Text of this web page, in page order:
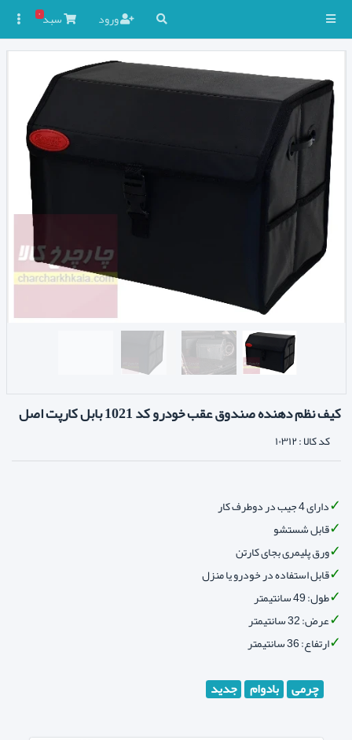
ورود سبد۰
کیف نظم دهنده صندوق عقب خودرو کد 1021 بابل کارپت اصل
کد کالا :۱۰۳۱۲
دارای 4 جیب در دوطرف کار
قابل شستشو
ورق پلیمری بجای کارتن
قابل استفاده در خودرو یا منزل
طول: 49 سانتیمتر
عرض: 32 سانتیمتر
ارتفاع: 36 سانتیمتر
چرمی بادوام جدید